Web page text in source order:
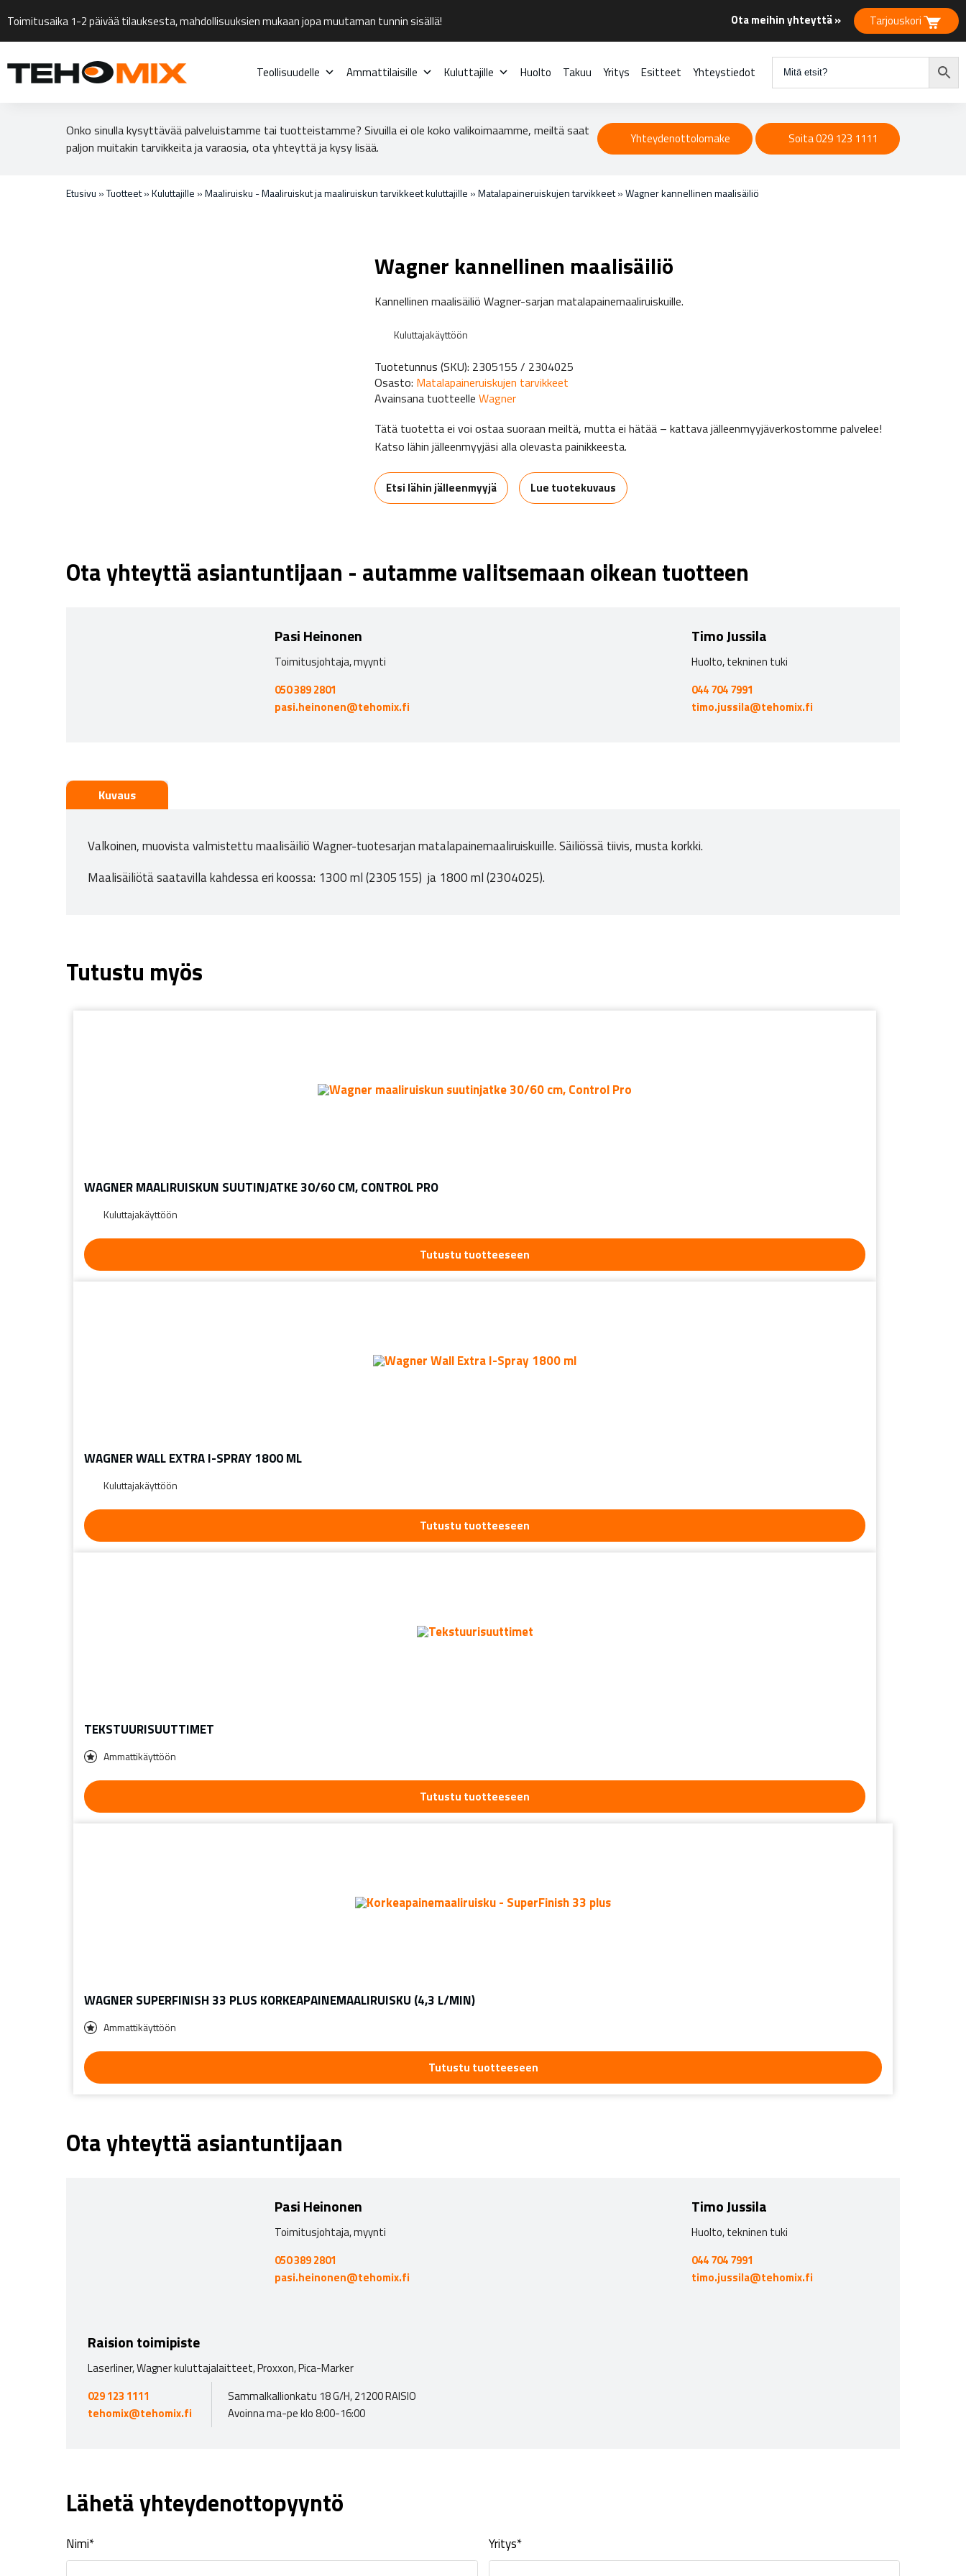
Toimitusaika 1-2 päivää tilauksesta, mahdollisuuksien mukaan jopa muutaman tunnin sisällä! Ota meihin yhteyttä » Tarjouskori
Teollisuudelle Ammattilaisille Kuluttajille Huolto Takuu Yritys Esitteet Yhteystiedot
Onko sinulla kysyttävää palveluistamme tai tuotteistamme? Sivuilla ei ole koko valikoimaamme, meiltä saat
paljon muitakin tarvikkeita ja varaosia, ota yhteyttä ja kysy lisää.
Yhteydenottolomake Soita 029 123 1111
Etusivu »Tuotteet»Kuluttajille »Maaliruisku - Maaliruiskut ja maaliruiskun tarvikkeet kuluttajille »Matalapaineruiskujen tarvikkeet»Wagner kannellinen maalisäiliö
Wagner kannellinen maalisäiliö
Kannellinen maalisäiliö Wagner-sarjan matalapainemaaliruiskuille.
Kuluttajakäyttöön
Tuotetunnus (SKU): 2305155 / 2304025
Osasto: Matalapaineruiskujen tarvikkeet
Avainsana tuotteelleWagner
Tätä tuotetta ei voi ostaa suoraan meiltä, mutta ei hätää – kattava jälleenmyyjäverkostomme palvelee!
Katso lähin jälleenmyyjäsi alla olevasta painikkeesta.
Etsi lähin jälleenmyyjä Lue tuotekuvaus
Ota yhteyttä asiantuntijaan - autamme valitsemaan oikean tuotteen
Pasi Heinonen
Toimitusjohtaja, myynti
050 389 2801
pasi.heinonen@tehomix.fi
Timo Jussila
Huolto, tekninen tuki
044 704 7991
timo.jussila@tehomix.fi
Kuvaus
Valkoinen, muovista valmistettu maalisäiliö Wagner-tuotesarjan matalapainemaaliruiskuille. Säiliössä tiivis, musta korkki.
Maalisäiliötä saatavilla kahdessa eri koossa: 1300 ml (2305155) ja 1800 ml (2304025).
Tutustu myös
WAGNER MAALIRUISKUN SUUTINJATKE 30/60 CM, CONTROL PRO
Kuluttajakäyttöön
Tutustu tuotteeseen
WAGNER WALL EXTRA I-SPRAY 1800 ML
Kuluttajakäyttöön
Tutustu tuotteeseen
TEKSTUURISUUTTIMET
Ammattikäyttöön
Tutustu tuotteeseen
WAGNER SUPERFINISH 33 PLUS KORKEAPAINEMAALIRUISKU (4,3 L/MIN)
Ammattikäyttöön
Tutustu tuotteeseen
Ota yhteyttä asiantuntijaan
Pasi Heinonen
Toimitusjohtaja, myynti
050 389 2801
pasi.heinonen@tehomix.fi
Timo Jussila
Huolto, tekninen tuki
044 704 7991
timo.jussila@tehomix.fi
Raision toimipiste
Laserliner, Wagner kuluttajalaitteet, Proxxon, Pica-Marker
029 123 1111
tehomix@tehomix.fi
Sammalkallionkatu 18 G/H, 21200 RAISIO
Avoinna ma-pe klo 8:00-16:00
Lähetä yhteydenottopyyntö
Nimi* Yritys*